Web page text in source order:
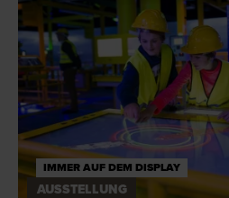
IMMER AUF DEM DISPLAY
AUSSTELLUNG